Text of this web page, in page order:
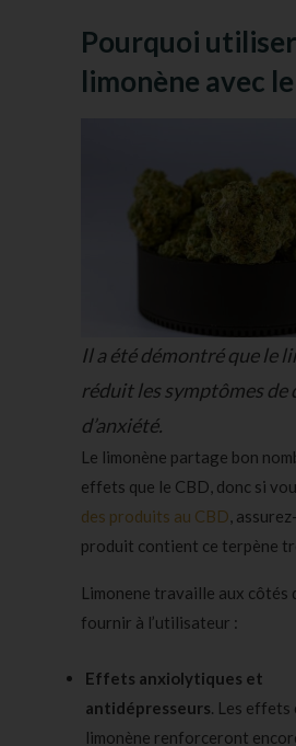
Pourquoi
limonène avec le
Il a été démontré que le
réduit les symptômes de
d’anxiété.
Le limonène partage bon
effets que le CBD, donc si
des produits au CBD,
produit contient ce terpène
Limonene travaille aux côtés
fournir à l’utilisateur :
Effets anxiolytiques et
antidépresseurs. Les effets
limonène renforceront